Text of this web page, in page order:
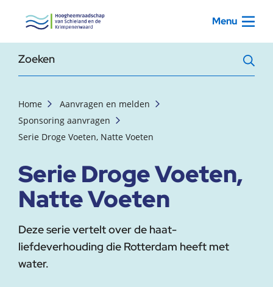
, startpagina Menu
Zoekterm
Home
Aanvragen en melden
Sponsoring aanvragen
Serie Droge Voeten, Natte Voeten
Serie Droge Voeten,
Natte Voeten
Deze serie vertelt over de haat-
liefdeverhouding die Rotterdam heeft met
water.